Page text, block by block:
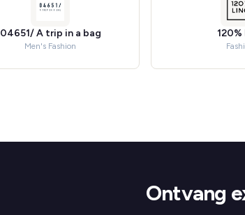
04651/ A trip in a bag
Men's Fashion
120%
Ontvang